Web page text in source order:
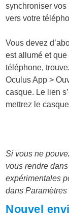
synchroniser
vers votre
Vous devez
est allumé et
téléphone,
Oculus App >
casque. Le lien
mettrez le
Si vous ne
vous rendre
expérimentales
dans
Nouvel